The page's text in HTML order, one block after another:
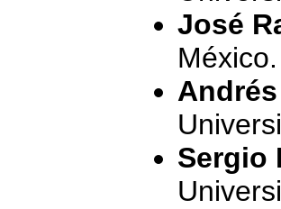
José
México.
Sergio